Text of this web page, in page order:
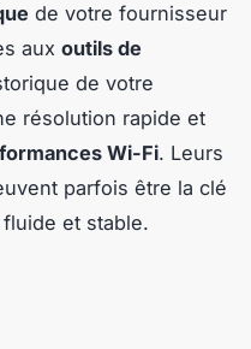
de votre fournisseur
aux outils de
de votre
résolution rapide et
Wi-Fi. Leurs
parfois être la clé
et stable.